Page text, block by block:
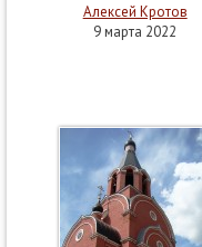
Алексей Кротов
9 марта 2022